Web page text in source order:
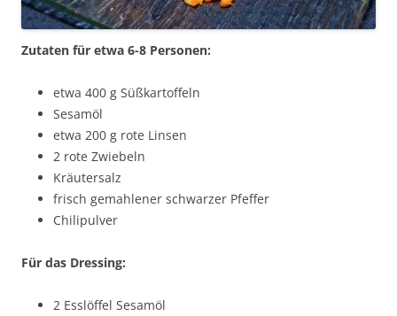
Zutaten für etwa 6-8 Personen:
etwa 400 g Süßkartoffeln
Sesamöl
etwa 200 g rote Linsen
2 rote Zwiebeln
Kräutersalz
frisch gemahlener schwarzer Pfeffer
Chilipulver
Für das Dressing:
2 Esslöffel Sesamöl